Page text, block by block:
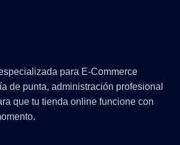
para E-Commerce
de punta, administración profesional
que tu tienda online funcione con